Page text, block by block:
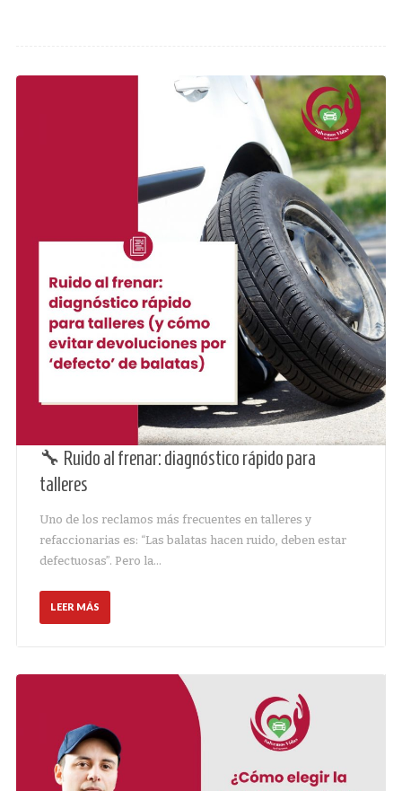
🔧 Ruido al frenar: diagnóstico rápido para
talleres
Uno de los reclamos más frecuentes en talleres y
refaccionarias es: “Las balatas hacen ruido, deben estar
defectuosas”. Pero la…
LEER MÁS